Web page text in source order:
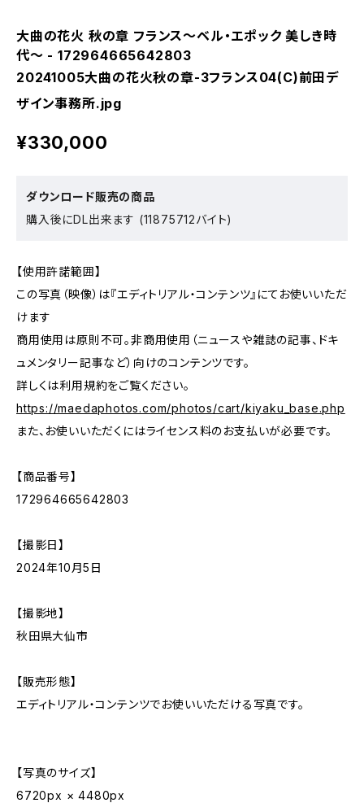
大曲の花火 秋の章 フランス～ベル・エポック 美しき時
代～ - 172964665642803
20241005大曲の花火秋の章-3フランス04(C)前田デ
ザイン事務所.jpg
¥330,000
ダウンロード販売の商品
購入後にDL出来ます (11875712バイト)
【使用許諾範囲】
この写真（映像）は『エディトリアル・コンテンツ』にてお使いいただ
けます
商用使用は原則不可。非商用使用（ニュースや雑誌の記事、ドキ
ュメンタリー記事など）向けのコンテンツです。
詳しくは利用規約をご覧ください。
https://maedaphotos.com/photos/cart/kiyaku_base.php
また、お使いいただくにはライセンス料のお支払いが必要です。
【商品番号】
172964665642803
【撮影日】
2024年10月5日
【撮影地】
秋田県大仙市
【販売形態】
エディトリアル・コンテンツでお使いいただける写真です。
【写真のサイズ】
6720px × 4480px